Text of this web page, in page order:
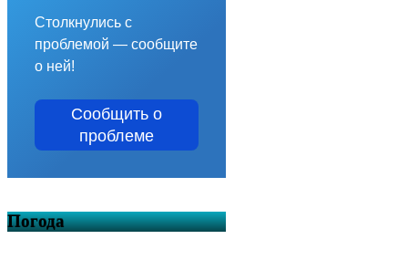
Столкнулись с
проблемой — сообщите
о ней!
Сообщить о
проблеме
Погода